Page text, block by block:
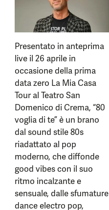
Presentato in anteprima
live il 26 aprile in
occasione della prima
data zero La Mia Casa
Tour al Teatro San
Domenico di Crema, “80
voglia di te” è un brano
dal sound stile 80s
riadattato al pop
moderno, che diffonde
good vibes con il suo
ritmo incalzante e
sensuale, dalle sfumature
dance electro pop,